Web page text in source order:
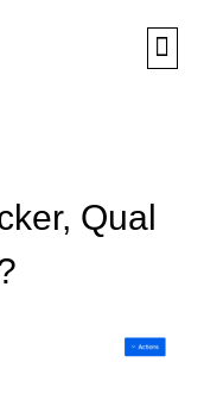
Qual